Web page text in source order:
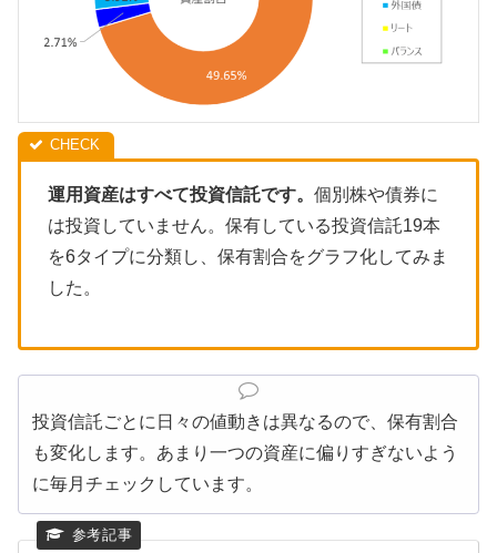
運用資産はすべて投資信託です。 個別株や債券に
は投資していません。保有している投資信託19本
を6タイプに分類し、保有割合をグラフ化してみま
した。
投資信託ごとに日々の値動きは異なるので、保有割合
も変化します。あまり一つの資産に偏りすぎないよう
に毎月チェックしています。